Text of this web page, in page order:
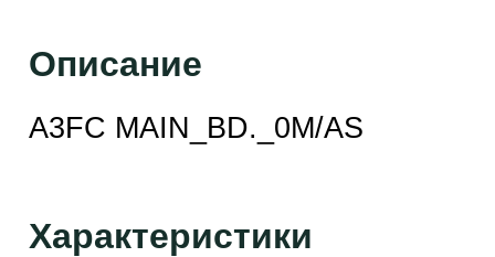
Описание
A3FC MAIN_BD._0M/AS
Характеристики